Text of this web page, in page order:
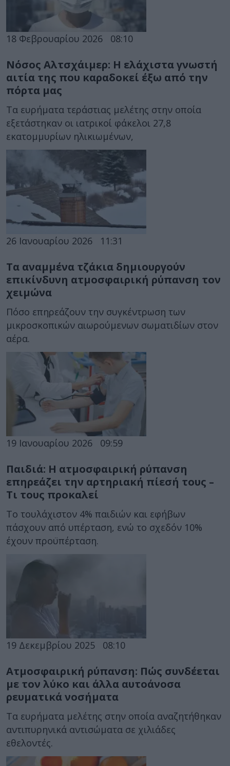
18 Φεβρουαρίου 2026 08:10
Νόσος Αλτσχάιμερ: Η ελάχιστα γνωστή
αιτία της που καραδοκεί έξω από την
πόρτα μας
Τα ευρήματα τεράστιας μελέτης στην οποία
εξετάστηκαν οι ιατρικοί φάκελοι 27,8
εκατομμυρίων ηλικιωμένων,
26 Ιανουαρίου 2026 11:31
Τα αναμμένα τζάκια δημιουργούν
επικίνδυνη ατμοσφαιρική ρύπανση τον
χειμώνα
Πόσο επηρεάζουν την συγκέντρωση των
μικροσκοπικών αιωρούμενων σωματιδίων στον
αέρα.
19 Ιανουαρίου 2026 09:59
Παιδιά: Η ατμοσφαιρική ρύπανση
επηρεάζει την αρτηριακή πίεσή τους –
Τι τους προκαλεί
Το τουλάχιστον 4% παιδιών και εφήβων
πάσχουν από υπέρταση, ενώ το σχεδόν 10%
έχουν προϋπέρταση.
19 Δεκεμβρίου 2025 08:10
Ατμοσφαιρική ρύπανση: Πώς συνδέεται
με τον λύκο και άλλα αυτοάνοσα
ρευματικά νοσήματα
Τα ευρήματα μελέτης στην οποία αναζητήθηκαν
αντιπυρηνικά αντισώματα σε χιλιάδες
εθελοντές.